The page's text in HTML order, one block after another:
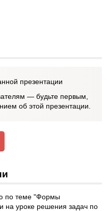
презентации
— будьте первым,
об этой презентации.
по теме "Формы
на уроке решения задач по